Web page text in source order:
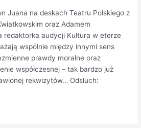
Juana na deskach Teatru Polskiego z
oraz Adamem
redaktorka audycji Kultura w eterze
wspólnie między innymi sens
prawdy moralne oraz
współczesnej – tak bardzo już
rekwizytów… Odsłuch: